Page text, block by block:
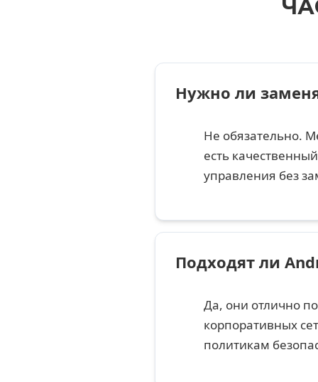
Нужно ли
Не обязательно.
есть
управления без
Подходят ли
Да, они отлично
корпоративных
политикам